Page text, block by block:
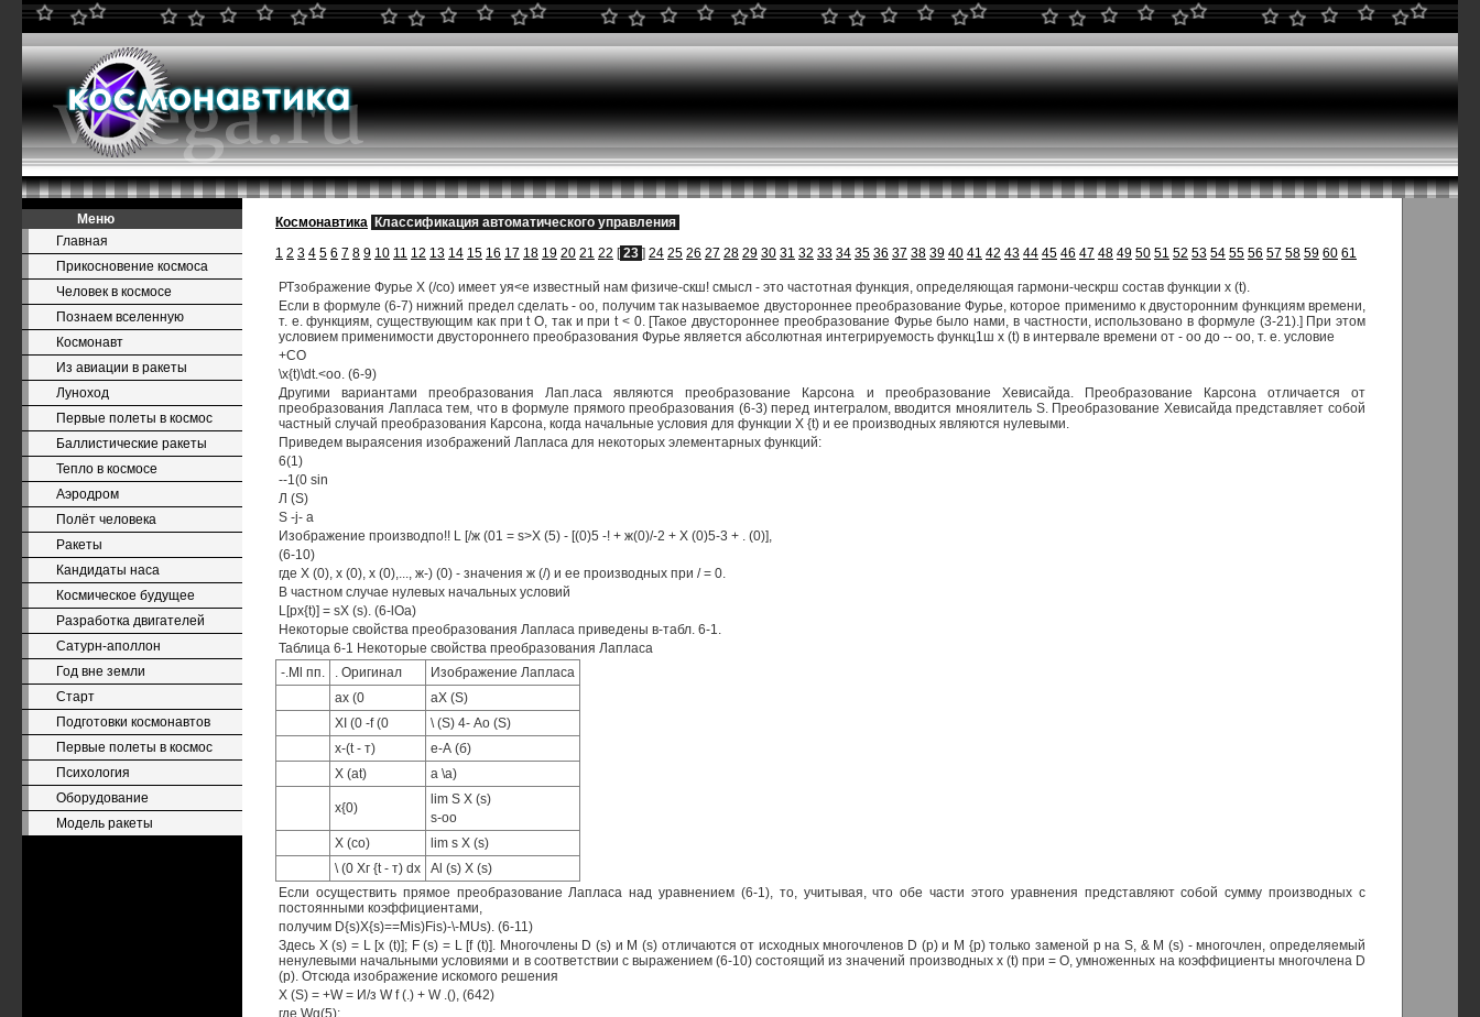
Меню
Главная
Прикосновение космоса
Человек в космосе
Познаем вселенную
Космонавт
Из авиации в ракеты
Луноход
Первые полеты в космос
Баллистические ракеты
Тепло в космосе
Аэродром
Полёт человека
Ракеты
Кандидаты наса
Космическое будущее
Разработка двигателей
Сатурн-аполлон
Год вне земли
Старт
Подготовки космонавтов
Первые полеты в космос
Психология
Оборудование
Модель ракеты
Космонавтика Классификация автоматического управления
1 2 3 4 5 6 7 8 9 10 11 12 13 14 15 16 17 18 19 20 21 22 [ 23 ] 24 25 26 27 28 29 30 31 32 33 34 35 36 37 38 39 40 41 42 43 44 45 46 47 48 49 50 51 52 53 54 55 56 57 58 59 60 61
РТзображение Фурье X (/со) имеет уя<е известный нам физиче-скш! смысл - это частотная функция, определяющая гармони-ческрш состав функции х (t).
Если в формуле (6-7) нижний предел сделать - оо, получим так называемое двустороннее преобразование Фурье, которое применимо к двусторонним функциям времени,
т. е. функциям, существующим как при t О, так и при t < 0. [Такое двустороннее преобразование Фурье было нами, в частности, использовано в формуле (3-21).] При этом
условием применимости двустороннего преобразования Фурье является абсолютная интегрируемость функц1ш х (t) в интервале времени от - оо до -- оо, т. е. условие
+СО
\x{t)\dt.<oo. (6-9)
Другими вариантами преобразования Лап.ласа являются преобразование Карсона и преобразование Хевисайда. Преобразование Карсона отличается от
преобразования Лапласа тем, что в формуле прямого преобразования (6-3) перед интегралом, вводится мноялитель S. Преобразование Хевисайда представляет собой
частный случай преобразования Карсона, когда начальные условия для функции X {t) и ее производных являются нулевыми.
Приведем выраясения изображений Лапласа для некоторых элементарных функций:
6(1)
--1(0 sin
Л (S)
S -j- а
Изображение производпо!! L [/ж (01 = s>X (5) - [(0)5 -! + ж(0)/-2 + X (0)5-3 + . (0)],
(6-10)
где X (0), х (0), х (0),..., ж-) (0) - значения ж (/) и ее производных при / = 0.
В частном случае нулевых начальных условий
L[px{t)] = sX (s). (6-lOa)
Некоторые свойства преобразования Лапласа приведены в-табл. 6-1.
Таблица 6-1 Некоторые свойства преобразования Лапласа
-.Ml пп.
. Оригинал
Изображение Лапласа
ах (0
аХ (S)
XI (0 -f (0
\ (S) 4- Ао (S)
x-(t - т)
е-А (б)
X (at)
а \а)
х{0)
lim S X (s)
s-oo
X (со)
lim s X (s)
\ (0 Хг {t - т) dx
Al (s) X (s)
Если осуществить прямое преобразование Лапласа над уравнением (6-1), то, учитывая, что обе части этого уравнения представляют собой сумму производных с
постоянными коэффициентами,
получим D{s)X{s)==Mis)Fis)-\-MUs). (6-11)
Здесь X (s) = L [х (t)]; F (s) = L [f (t)]. Многочлены D (s) и М (s) отличаются от исходных многочленов D (р) и М {р) только заменой р на S, & М (s) - многочлен, определяемый
ненулевыми начальными условиями и в соответствии с выражением (6-10) состоящий из значений производных х (t) при = О, умноженных на коэффициенты многочлена D
(р). Отсюда изображение искомого решения
X (S) = +W = И/з W f (.) + W .(), (642)
где Wg(5):